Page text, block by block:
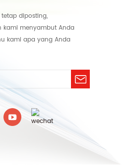
diposting,
kami menyambut Anda
kami apa yang Anda